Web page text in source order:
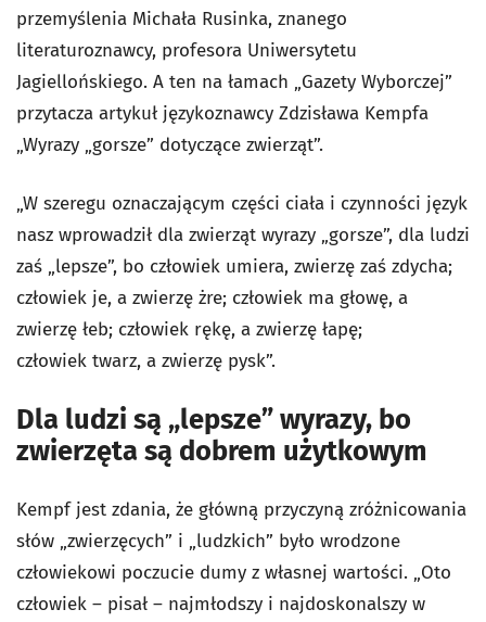
przemyślenia Michała Rusinka, znanego
literaturoznawcy, profesora Uniwersytetu
Jagiellońskiego. A ten na łamach „Gazety Wyborczej”
przytacza artykuł językoznawcy Zdzisława Kempfa
„Wyrazy „gorsze” dotyczące zwierząt”.
„W szeregu oznaczającym części ciała i czynności język
nasz wprowadził dla zwierząt wyrazy „gorsze”, dla ludzi
zaś „lepsze”, bo człowiek umiera, zwierzę zaś zdycha;
człowiek je, a zwierzę żre; człowiek ma głowę, a
zwierzę łeb; człowiek rękę, a zwierzę łapę;
człowiek twarz, a zwierzę pysk”.
Dla ludzi są „lepsze” wyrazy, bo
zwierzęta są dobrem użytkowym
Kempf jest zdania, że główną przyczyną zróżnicowania
słów „zwierzęcych” i „ludzkich” było wrodzone
człowiekowi poczucie dumy z własnej wartości. „Oto
człowiek – pisał – najmłodszy i najdoskonalszy w